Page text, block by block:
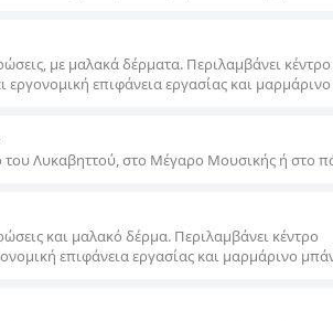
με μαλακά δέρματα. Περιλαμβάνει κέντρο
επιφάνεια εργασίας και
Λυκαβηττού, στο Μέγαρο Μουσικής ή στο
και μαλακό δέρμα. Περιλαμβάνει κέντρο
επιφάνεια εργασίας και μαρμάρινο